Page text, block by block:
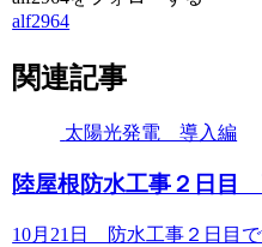
alf2964
関連記事
太陽光発電 導入編
陸屋根防水工事２日目
10月21日 防水工事２日目